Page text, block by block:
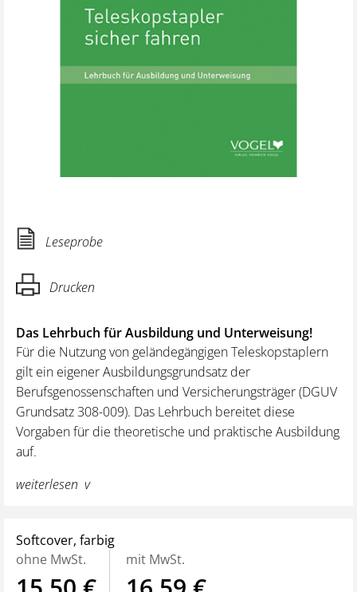
Leseprobe
Drucken
Das Lehrbuch für Ausbildung und Unterweisung!
Für die Nutzung von geländegängigen Teleskopstaplern
gilt ein eigener Ausbildungsgrundsatz der
Berufsgenossenschaften und Versicherungsträger (DGUV
Grundsatz 308-009). Das Lehrbuch bereitet diese
Vorgaben für die theoretische und praktische Ausbildung
auf.
Das besonders praxisnahe Lehrbuch für die Ausbildung
Merksätze erleichtern die Qualifizierung zur Bedienung
der Teleskopstapler. Es richtet sich an alle zukünftigen
Bedienern von Teleskopstaplern.
weiterlesen
Softcover, farbig
ohne MwSt.
mit MwSt.